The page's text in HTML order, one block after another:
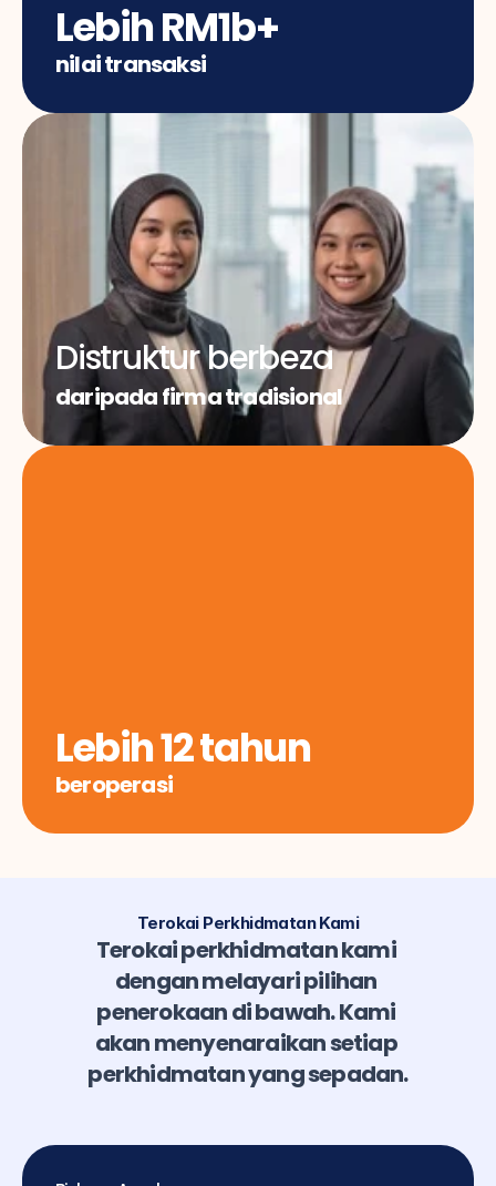
Lebih RM1b+
nilai transaksi
Lebih 12 tahun
beroperasi
Distruktur berbeza
daripada firma tradisional
Terokai Perkhidmatan Kami
Terokai perkhidmatan kami
dengan melayari pilihan
penerokaan di bawah. Kami
akan menyenaraikan setiap
perkhidmatan yang sepadan.